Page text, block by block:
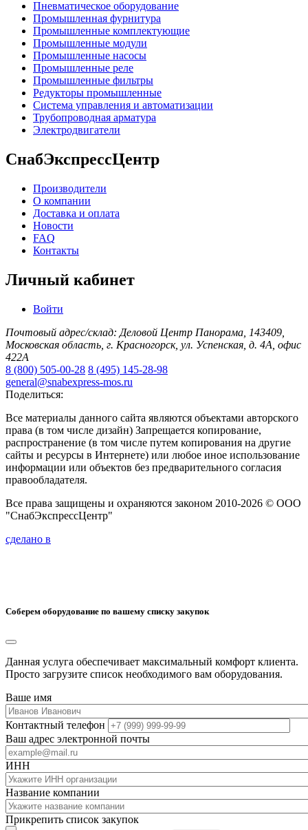
Пневматическое оборудование
Промышленная фурнитура
Промышленные комплектующие
Промышленные модули
Промышленные насосы
Промышленные реле
Промышленные фильтры
Редукторы промышленные
Система управления и автоматизации
Трубопроводная арматура
Электродвигатели
СнабЭкспрессЦентр
Производители
О компании
Доставка и оплата
Новости
FAQ
Контакты
Личный кабинет
Войти
Почтовый адрес/склад: Деловой Центр Панорама, 143409,
Московская область, г. Красногорск, ул. Успенская, д. 4А, офис
422А
8 (800) 505-00-28 8 (495) 145-28-98
general@snabexpress-mos.ru
Поделиться:
Все материалы данного сайта являются объектами авторского
права (в том числе дизайн) Запрещается копирование,
распространение (в том числе путем копирования на другие
сайты и ресурсы в Интернете) или любое иное использование
информации или объектов без предварительного согласия
правообладателя.
Все права защищены и охраняются законом 2010-2026 © ООО
"СнабЭкспрессЦентр"
сделано в
Соберем оборудование по вашему списку закупок
Данная услуга обеспечивает максимальный комфорт клиента.
Просто загрузите список необходимого вам оборудования.
Ваше имя
Контактный телефон
Ваш адрес электронной почты
ИНН
Название компании
Прикрепить список закупок